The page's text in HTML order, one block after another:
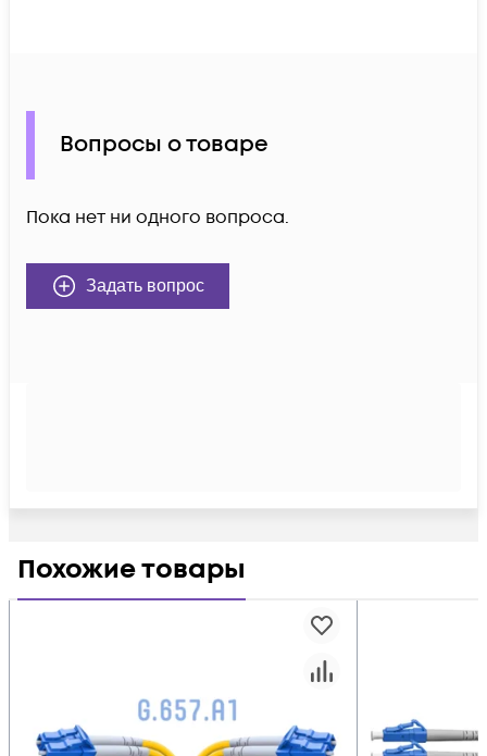
Вопросы о товаре
Пока нет ни одного вопроса.
Задать вопрос
Похожие товары